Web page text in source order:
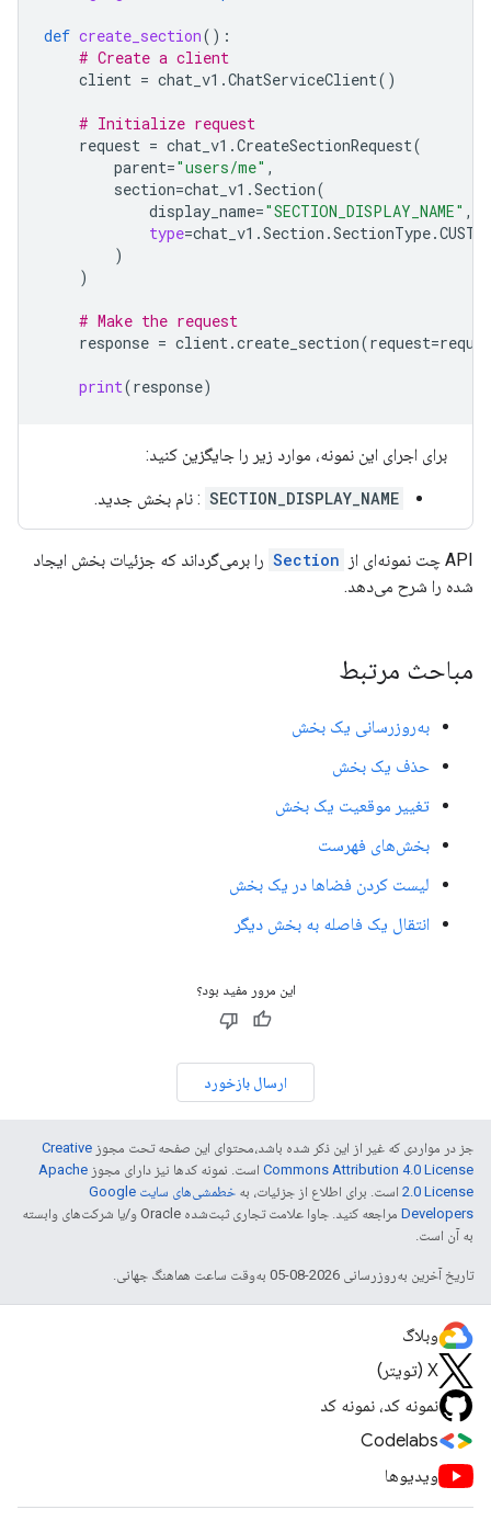
def create_section():
# Create a client
client = chat_v1 .ChatServiceClient()
# Initialize request
request = chat_v1 .CreateSectionRequest(
parent="users/me" ,
section=chat_v1 .Section(
display_name="SECTION_DISPLAY_NAME" ,
type=chat_v1 .Section .SectionType.
)
)
# Make the request
response = client.create_section(request=
print(response)
برای اجرای این نمونه، موارد زیر را جایگزین کنید:
SECTION_DISPLAY_NAME : نام بخش جدید.
API چت نمونه‌ای از Section را برمی‌گرداند که جزئیات بخش ایجاد
شده را شرح می‌دهد.
مباحث مرتبط
به‌روزرسانی یک بخش
حذف یک بخش
تغییر موقعیت یک بخش
بخش‌های فهرست
لیست کردن فضاها در یک بخش
انتقال یک فاصله به بخش دیگر
این مرور مفید بود؟
ارسال بازخورد
جز در مواردی که غیر از این ذکر شده باشد،‌محتوای این صفحه تحت مجوز Creative
Commons Attribution 4.0 License است. نمونه کدها نیز دارای مجوز Apache
2.0 License است. برای اطلاع از جزئیات، به
خطمشی‌های سایت Google
Developers‏
مراجعه کنید. جاوا علامت تجاری ثبت‌شده Oracle و/یا شرکت‌های وابسته
به آن است.
تاریخ آخرین به‌روزرسانی 2026-08-05 به‌وقت ساعت هماهنگ جهانی.
وبلاگ
X (تویتر)
نمونه کد، نمونه کد
Codelabs
ویدیوها